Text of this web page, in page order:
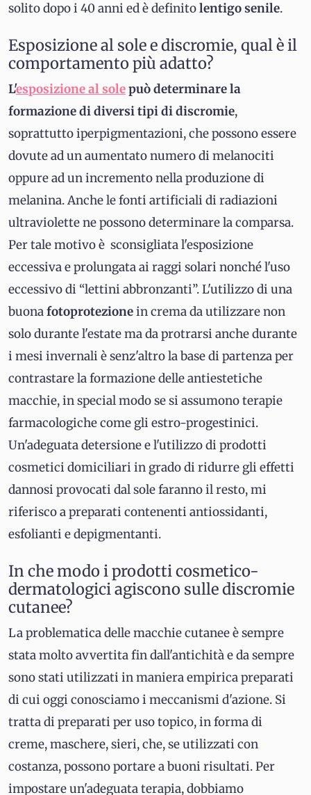
solito dopo i 40 anni ed è definitolentigo senile.
Esposizione al sole e discromie, qual è il
comportamento più adatto?
L'esposizione al solepuò determinare la
formazione di diversi tipi di discromie,
soprattutto iperpigmentazioni, che possono essere
dovute ad un aumentato numero di melanociti
oppure ad un incremento nella produzione di
melanina. Anche le fonti artificiali di radiazioni
ultraviolette ne possono determinare la comparsa.
Per tale motivo è sconsigliata l'esposizione
eccessiva e prolungata ai raggi solari nonché l'uso
eccessivo di “lettini abbronzanti”. L'utilizzo di una
buonafotoprotezionein crema da utilizzare non
solo durante l'estate ma da protrarsi anche durante
i mesi invernali è senz'altro la base di partenza per
contrastare la formazione delle antiestetiche
macchie, in special modo se si assumono terapie
farmacologiche come gli estro-progestinici.
Un'adeguata detersione e l'utilizzo di prodotti
cosmetici domiciliari in grado di ridurre gli effetti
dannosi provocati dal sole faranno il resto, mi
riferisco a preparati contenenti antiossidanti,
esfolianti e depigmentanti.
In che modo i prodotti cosmetico-
dermatologici agiscono sulle discromie
cutanee?
La problematica delle macchie cutanee è sempre
stata molto avvertita fin dall'antichità e da sempre
sono stati utilizzati in maniera empirica preparati
di cui oggi conosciamo i meccanismi d'azione. Si
tratta di preparati per uso topico, in forma di
creme, maschere, sieri, che, se utilizzati con
costanza, possono portare a buoni risultati. Per
impostare un'adeguata terapia, dobbiamo